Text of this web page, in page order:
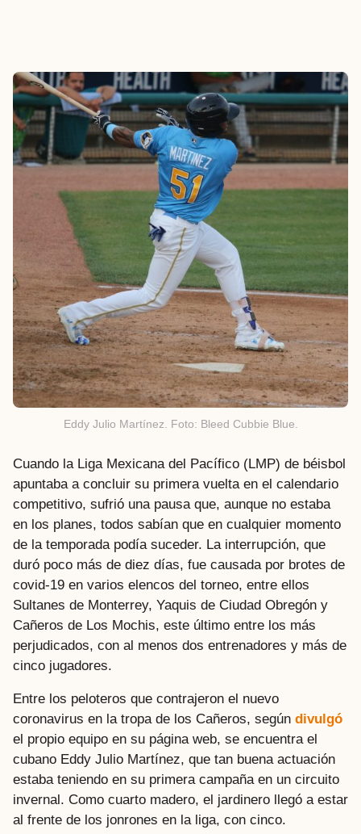
Eddy Julio Martínez. Foto: Bleed Cubbie Blue.
Cuando la Liga Mexicana del Pacífico (LMP) de béisbol
apuntaba a concluir su primera vuelta en el calendario
competitivo, sufrió una pausa que, aunque no estaba
en los planes, todos sabían que en cualquier momento
de la temporada podía suceder. La interrupción, que
duró poco más de diez días, fue causada por brotes de
covid-19 en varios elencos del torneo, entre ellos
Sultanes de Monterrey, Yaquis de Ciudad Obregón y
Cañeros de Los Mochis, este último entre los más
perjudicados, con al menos dos entrenadores y más de
cinco jugadores.
Entre los peloteros que contrajeron el nuevo
coronavirus en la tropa de los Cañeros, según divulgó
el propio equipo en su página web, se encuentra el
cubano Eddy Julio Martínez, que tan buena actuación
estaba teniendo en su primera campaña en un circuito
invernal. Como cuarto madero, el jardinero llegó a estar
al frente de los jonrones en la liga, con cinco.